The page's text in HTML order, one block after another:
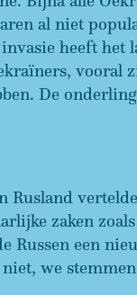
al niet
heeft het
vooral
De
zaken
Russen een
we